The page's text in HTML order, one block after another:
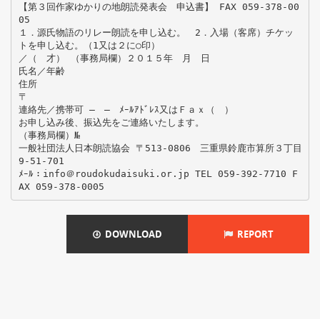
【第３回作家ゆかりの地朗読発表会 申込書】 FAX 059-378-00
05
１．源氏物語のリレー朗読を申し込む。 2．入場（客席）チケッ
トを申し込む。（1又は２に○印）
／（ 才） （事務局欄）２０１５年 月 日
氏名／年齢
住所
〒
連絡先／携帯可 ― ― ﾒｰﾙｱﾄﾞﾚｽ又はＦａｘ（ ）
お申し込み後、振込先をご連絡いたします。
（事務局欄）№
一般社団法人日本朗読協会 〒513‐0806 三重県鈴鹿市算所３丁目
9-51-701
ﾒｰﾙ：info＠roudokudaisuki.or.jp TEL 059-392-7710 F
DOWNLOAD REPORT